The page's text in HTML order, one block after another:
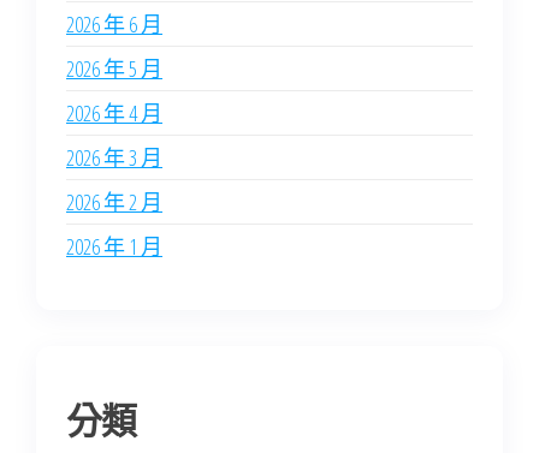
2026 年 6 月
2026 年 5 月
2026 年 4 月
2026 年 3 月
2026 年 2 月
2026 年 1 月
分類